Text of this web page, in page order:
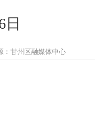
日
：甘州区融媒体中心